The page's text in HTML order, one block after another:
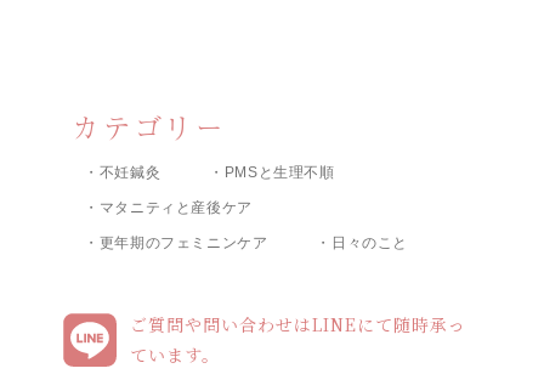
カテゴリー
・不妊鍼灸 ・PMSと生理不順
・マタニティと産後ケア
・更年期のフェミニンケア ・日々のこと
ご質問や問い合わせはLINEにて随時承っ
ています。